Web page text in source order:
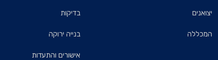
יצואנים
המכללה
בדיקות
בנייה ירוקה
אישורים והתעדות